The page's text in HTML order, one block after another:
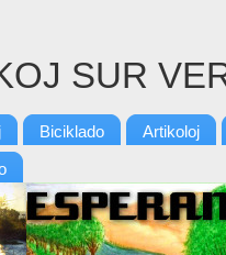
SUR
Biciklado Artikoloj